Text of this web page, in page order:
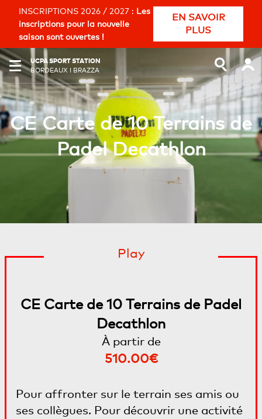
INSCRIPTIONS 2026 / 2027 : Les
inscriptions pour la nouvelle
saison sont ouvertes !
EN SAVOIR
PLUS
UCPA SPORT STATION
BORDEAUX I BRAZZA
CE Carte de 10 Terrains de
Padel Decathlon
Play
CE Carte de 10 Terrains de Padel
Decathlon
À partir de
510.00€
Pour affronter sur le terrain ses amis ou
ses collègues. Pour découvrir une activité